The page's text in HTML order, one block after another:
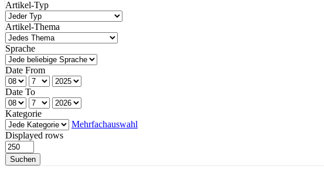
Artikel-Typ
Artikel-Thema
Sprache
Date From
Date To
Kategorie
Mehrfachauswahl
Displayed rows
Suchen